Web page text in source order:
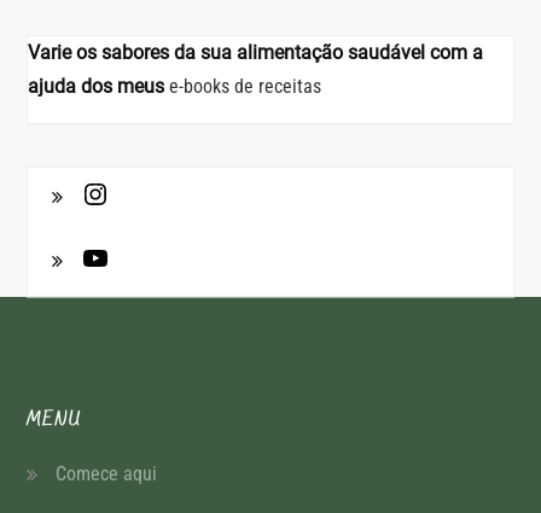
Varie os sabores da sua alimentação saudável com a
ajuda dos meus e-books de receitas
MENU
Comece aqui